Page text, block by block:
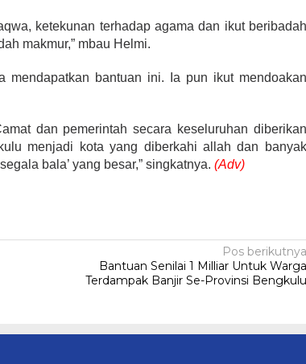
ketekunan terhadap agama dan ikut beribadah
makmur,” mbau Helmi.
mendapatkan bantuan ini. Ia pun ikut mendoakan
dan pemerintah secara keseluruhan diberikan
menjadi kota yang diberkahi allah dan banyak
bala’ yang besar,” singkatnya.(Adv)
Pos berikutnya
Bantuan Senilai 1 Milliar Untuk Warga
Terdampak Banjir Se-Provinsi Bengkulu